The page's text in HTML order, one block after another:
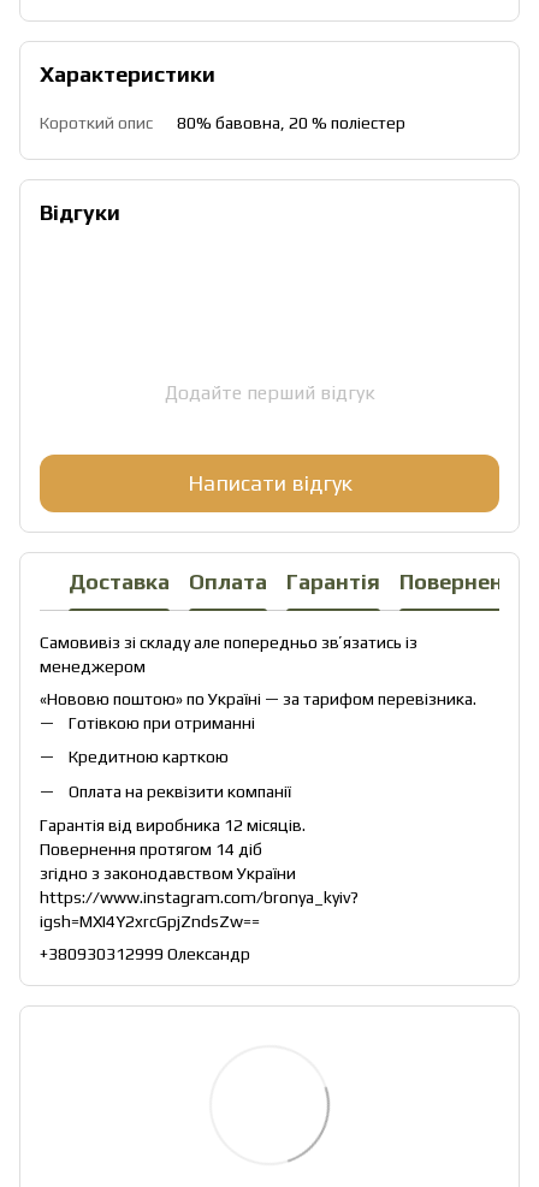
Характеристики
Короткий опис 80% бавовна, 20 % поліестер
Відгуки
Додайте перший відгук
Написати відгук
Доставка Оплата Гарантія Повернення
Самовивіз зі складу але попередньо звʼязатись із
менеджером
«Нововю поштою» по Україні — за тарифом перевізника.
Готівкою при отриманні
Кредитною карткою
Оплата на реквізити компанії
Гарантія від виробника 12 місяців.
Повернення протягом 14 діб
згідно з законодавством України
https://www.instagram.com/bronya_kyiv?
igsh=MXI4Y2xrcGpjZndsZw==
+380930312999 Олександр